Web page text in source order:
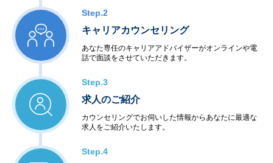
Step.2
キャリアカウンセリング
あなた専任のキャリアアドバイザーがオンラインや電
話で面談をさせていただきます。
Step.3
求人のご紹介
カウンセリングでお伺いした情報からあなたに最適な
求人をご紹介いたします。
Step.4